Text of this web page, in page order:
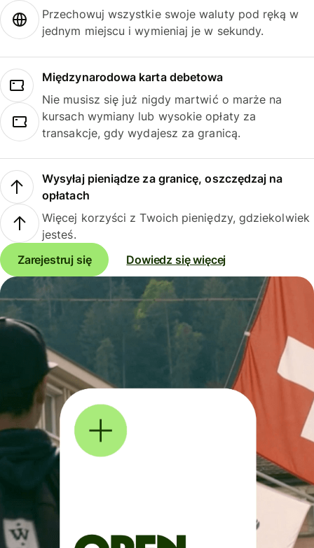
Przechowuj wszystkie swoje waluty pod ręką w
jednym miejscu i wymieniaj je w sekundy.
Międzynarodowa karta debetowa
Nie musisz się już nigdy martwić o marże na
kursach wymiany lub wysokie opłaty za
transakcje, gdy wydajesz za granicą.
Wysyłaj pieniądze za granicę, oszczędzaj na
opłatach
Więcej korzyści z Twoich pieniędzy, gdziekolwiek
jesteś.
Zarejestruj się
Dowiedz się więcej